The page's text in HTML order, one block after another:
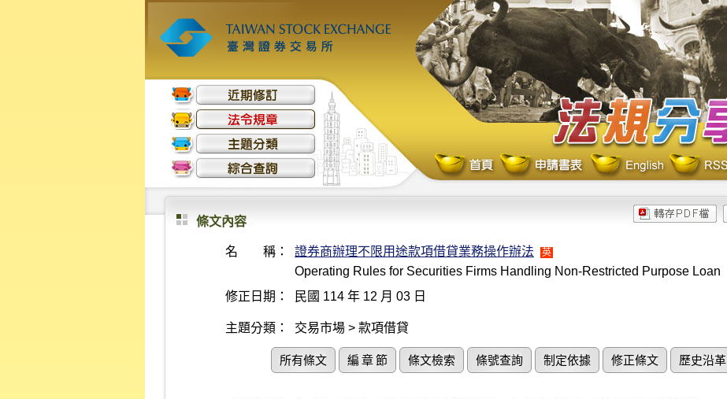
條文內容
名 稱： 證券商辦理不限用途款項借貸業務操作辦法 英
Operating Rules for Securities Firms Handling Non-Restricted Purpose Loan
修正日期：
民國 114 年 12 月 03 日
主題分類： 交易市場 > 款項借貸
所有條文 編 章 節 條文檢索 條號查詢 制定依據 修正條文 歷史沿革